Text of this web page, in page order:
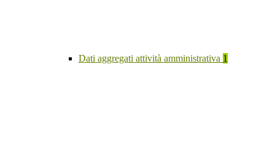
Dati aggregati attività amministrativa 1